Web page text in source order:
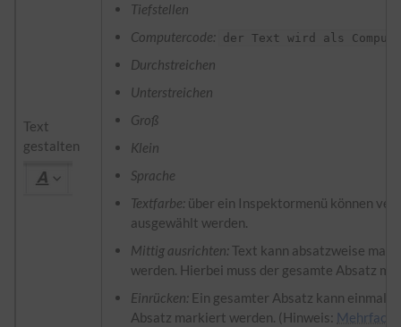
Text
gestalten
Tiefstellen
Computercode: der Text wird als
Durchstreichen
Unterstreichen
Groß
Klein
Sprache
Textfarbe: über ein Inspektormenü können
ausgewählt werden.
Mittig ausrichten:Text kann absatzweise
werden. Hierbei muss der gesamte Absatz
Einrücken: Ein gesamter Absatz kann
Absatz markiert werden. (Hinweis: